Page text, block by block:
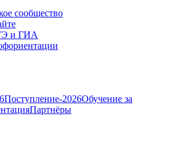
сообщество
и ГИА
Поступление-2026Обучение за
Партнёры